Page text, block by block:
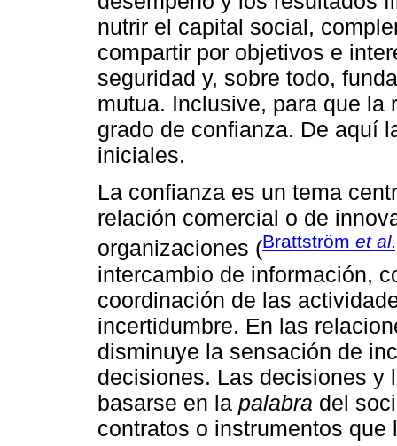
nutrir el capital social,
compartir por objetivos e
seguridad y, sobre todo,
mutua. Inclusive, para que
grado de confianza. De aquí
iniciales.
La confianza es un tema
relación comercial o de
organizaciones (Brattström et
intercambio de información,
coordinación de las
incertidumbre. En las
disminuye la sensación de
decisiones. Las decisiones y
basarse en la palabra del
contratos o instrumentos